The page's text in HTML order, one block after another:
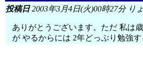
投稿日2003年3月4日(火)00時27分 り
ありがとうございます。ただ 私は
が やるからには 2年どっぷり勉強